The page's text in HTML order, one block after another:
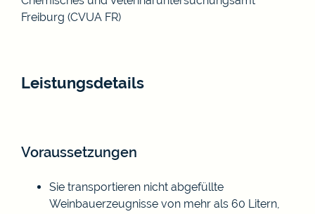
Freiburg (CVUA FR)
Leistungsdetails
Voraussetzungen
Sie transportieren nicht abgefüllte
Weinbauerzeugnisse von mehr als 60 Litern,